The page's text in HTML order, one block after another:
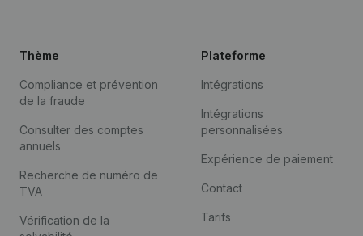
Thème
Compliance et prévention
de la fraude
Consulter des comptes
annuels
Recherche de numéro de
TVA
Vérification de la
Plateforme
Intégrations
Intégrations
personnalisées
Expérience de paiement
Contact
Tarifs